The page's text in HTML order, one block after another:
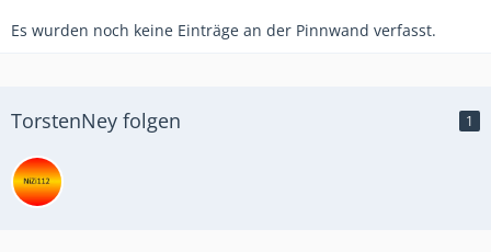
Es wurden noch keine Einträge an der Pinnwand verfasst.
TorstenNey folgen 1